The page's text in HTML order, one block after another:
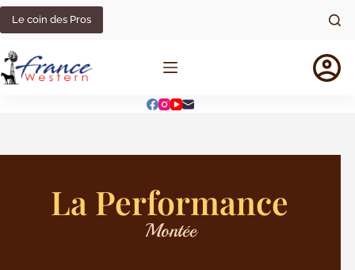
Le coin des Pros
La Performance
Montée